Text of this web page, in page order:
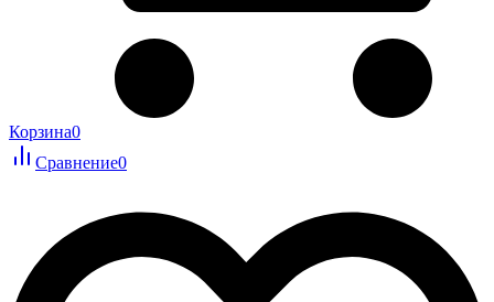
Корзина0
Сравнение0